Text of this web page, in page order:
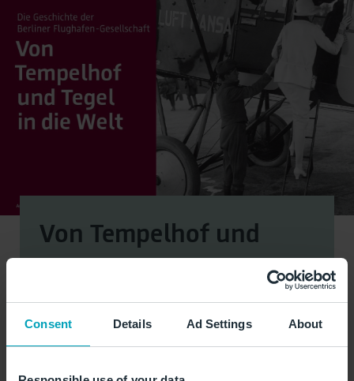
Consent Details Ad Settings About
Von Tempelhof und
Tegel in die Welt
Die Geschichte der Berliner Flughafen-
Gesellschaft